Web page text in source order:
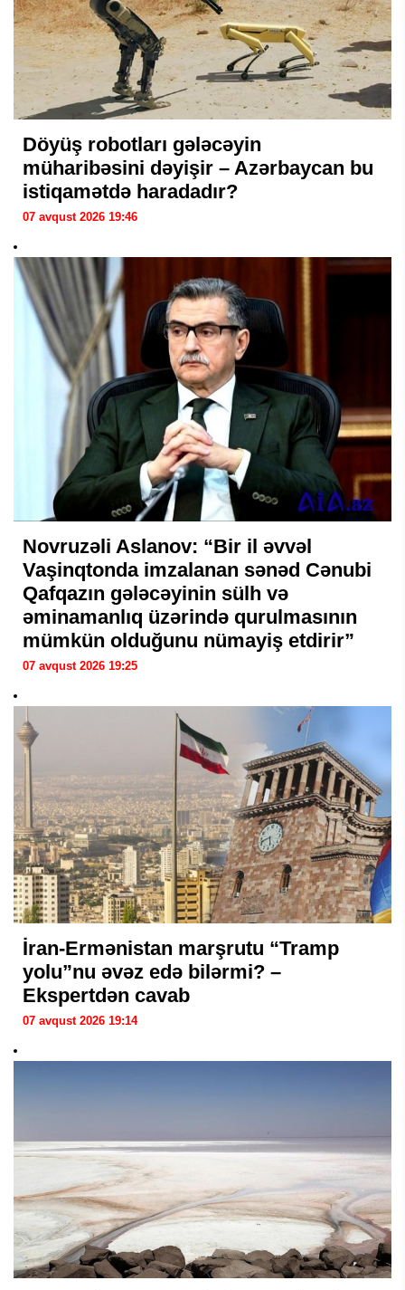
Döyüş robotları gələcəyin
müharibəsini dəyişir – Azərbaycan bu
istiqamətdə haradadır?
07 avqust 2026 19:46
Novruzəli Aslanov: “Bir il əvvəl
Vaşinqtonda imzalanan sənəd Cənubi
Qafqazın gələcəyinin sülh və
əminamanlıq üzərində qurulmasının
mümkün olduğunu nümayiş etdirir”
07 avqust 2026 19:25
İran-Ermənistan marşrutu “Tramp
yolu”nu əvəz edə bilərmi? –
Ekspertdən cavab
07 avqust 2026 19:14